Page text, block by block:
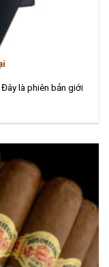
là phiên bản giới